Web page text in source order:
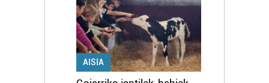
AISIA